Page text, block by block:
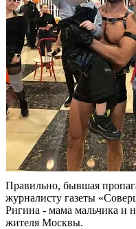
Правильно, бывшая
журналисту газеты
Ригина - мама мальчика и
жителя Москвы.